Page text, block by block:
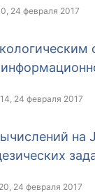
24 февраля 2017
24 февраля 2017
на
24 февраля 2017